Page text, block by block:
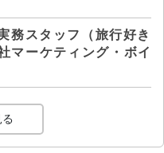
務スタッフ（旅行好き
マーケティング・ボイ